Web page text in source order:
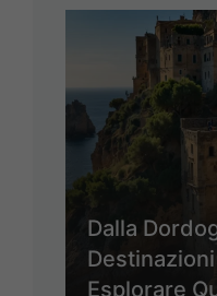
Dalla
Esplorare